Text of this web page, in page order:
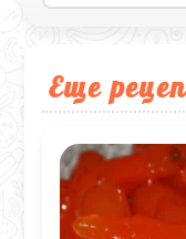
Еще